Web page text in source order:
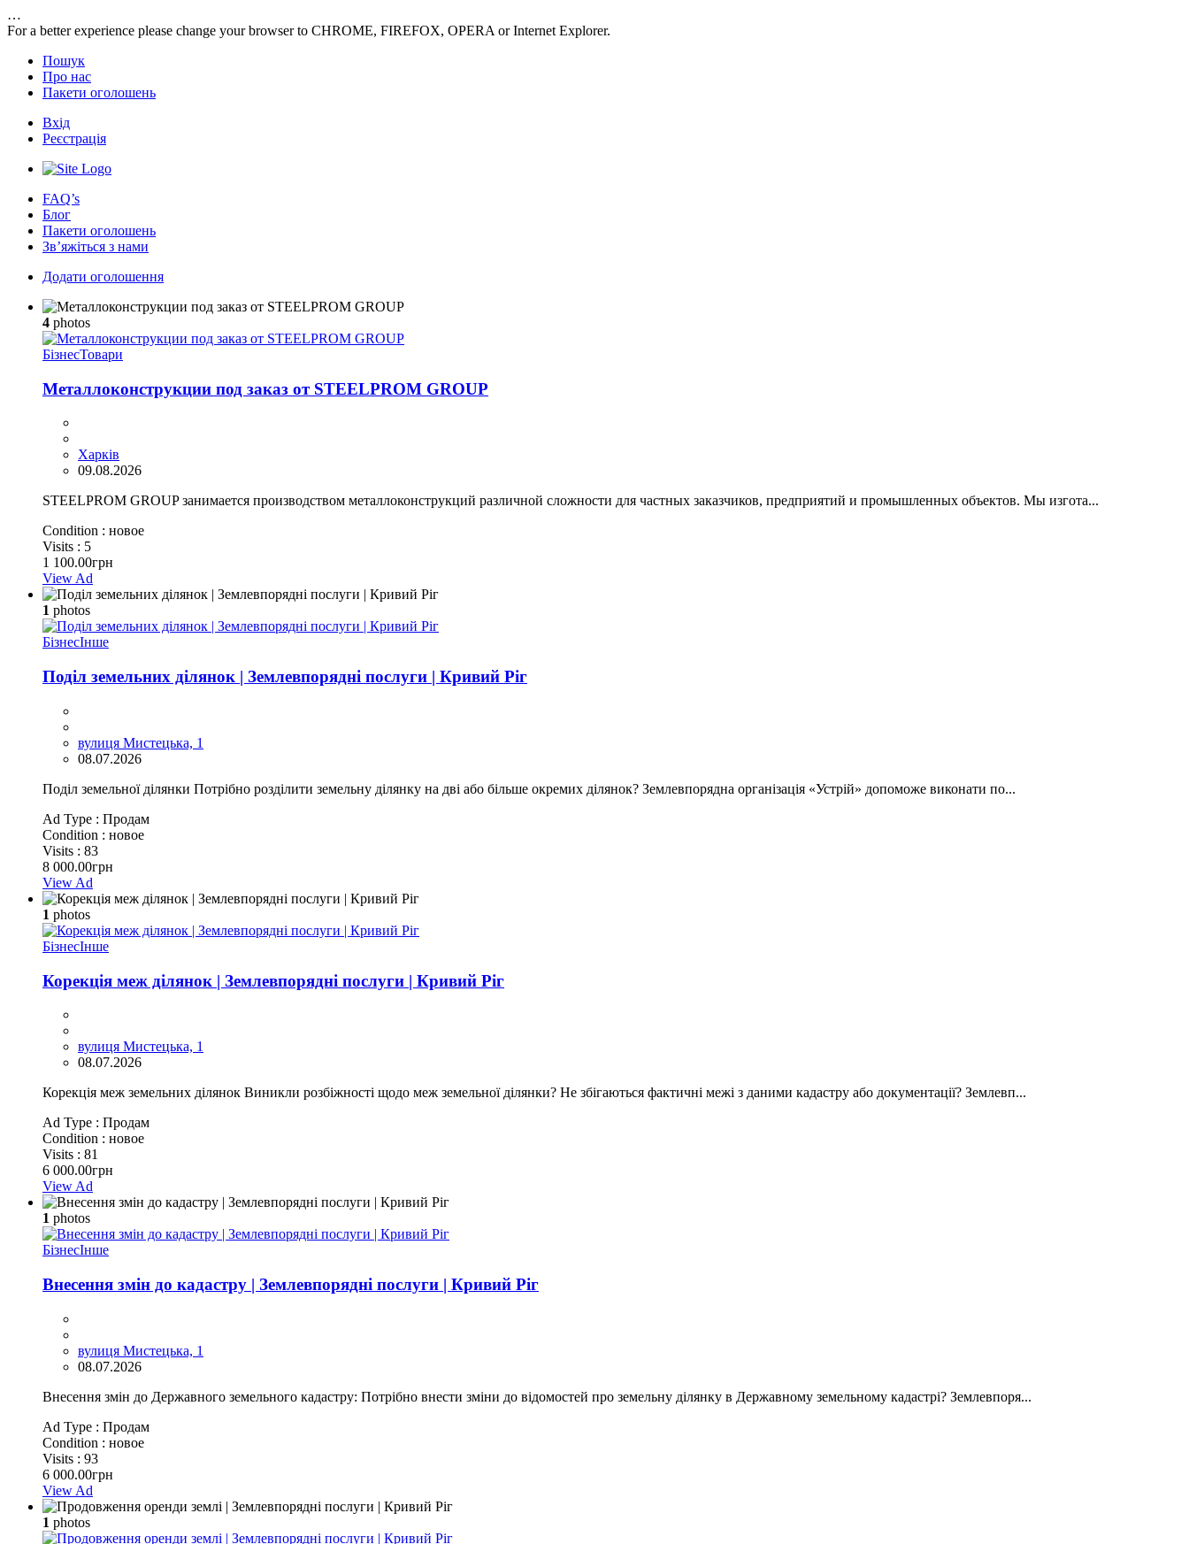
…
For a better experience please change your browser to CHROME, FIREFOX, OPERA or Internet Explorer.
Пошук
Про нас
Пакети оголошень
Вхід
Реєстрація
FAQ’s
Блог
Пакети оголошень
Зв’яжіться з нами
Додати оголошення
4 photos
БізнесТовари
Металлоконструкции под заказ от STEELPROM GROUP
Харків
09.08.2026
STEELPROM GROUP занимается производством металлоконструкций различной сложности для частных заказчиков, предприятий и промышленных объектов. Мы изгота...
Condition : новое
Visits : 5
1 100.00грн
View Ad
1 photos
БізнесІнше
Поділ земельних ділянок | Землевпорядні послуги | Кривий Ріг
вулиця Мистецька, 1
08.07.2026
Поділ земельної ділянки Потрібно розділити земельну ділянку на дві або більше окремих ділянок? Землевпорядна організація «Устрій» допоможе виконати по...
Ad Type : Продам
Condition : новое
Visits : 83
8 000.00грн
View Ad
1 photos
БізнесІнше
Корекція меж ділянок | Землевпорядні послуги | Кривий Ріг
вулиця Мистецька, 1
08.07.2026
Корекція меж земельних ділянок Виникли розбіжності щодо меж земельної ділянки? Не збігаються фактичні межі з даними кадастру або документації? Землевп...
Ad Type : Продам
Condition : новое
Visits : 81
6 000.00грн
View Ad
1 photos
БізнесІнше
Внесення змін до кадастру | Землевпорядні послуги | Кривий Ріг
вулиця Мистецька, 1
08.07.2026
Внесення змін до Державного земельного кадастру: Потрібно внести зміни до відомостей про земельну ділянку в Державному земельному кадастрі? Землевпоря...
Ad Type : Продам
Condition : новое
Visits : 93
6 000.00грн
View Ad
1 photos